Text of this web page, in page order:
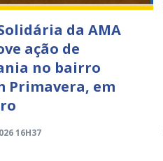
da AMA
ação de
no bairro
Primavera, em
16H37